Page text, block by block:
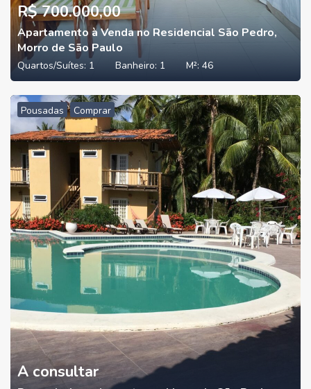
R$ 700.000,00
Apartamento à Venda no Residencial São Pedro,
Morro de São Paulo
Quartos/Suítes: 1 Banheiro: 1 M²: 46
Pousadas Comprar
A consultar